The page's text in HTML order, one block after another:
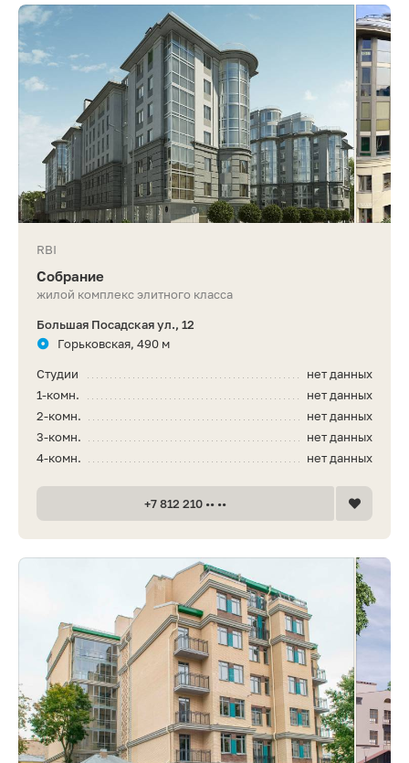
RBI
Собрание
жилой комплекс элитного класса
Большая Посадская ул., 12
Горьковская, 490 м
нет данных
Студии
нет данных
1-комн.
нет данных
2-комн.
нет данных
3-комн.
нет данных
4-комн.
+7 812 210 •• ••